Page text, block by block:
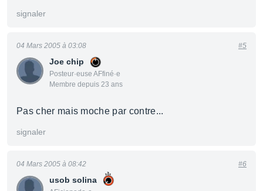
signaler
Joe chip
Posteur·euse AFfiné·e
Membre depuis 23 ans
04 Mars 2005 à 03:08 #5
Pas cher mais moche par contre...
signaler
usob solina
04 Mars 2005 à 08:42 #6